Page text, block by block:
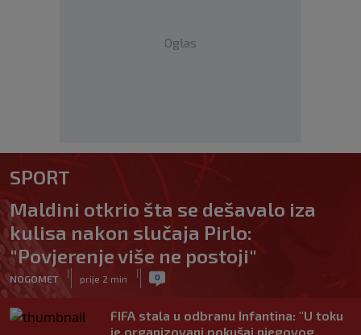
Oglas
SPORT
Maldini otkrio šta se dešavalo iza
kulisa nakon slučaja Pirlo:
"Povjerenje više ne postoji"
NOGOMET
|
prije 2 min
| 0
FIFA stala u odbranu Infantina: "U toku
je organizovani pokušaj njegovog